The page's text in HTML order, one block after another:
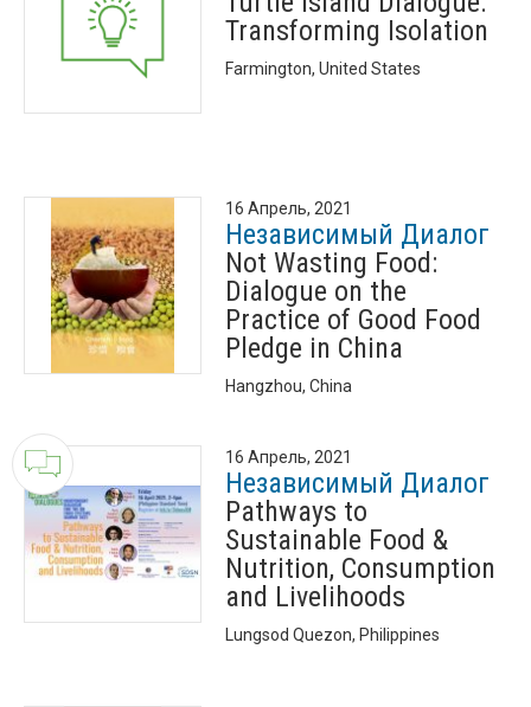
Transforming Isolation
Farmington, United States
16 Апрель, 2021
Независимый Диалог
Not Wasting Food:
Dialogue on the
Practice of Good Food
Pledge in China
Hangzhou, China
16 Апрель, 2021
Независимый Диалог
Pathways to
Sustainable Food &
Nutrition, Consumption
and Livelihoods
Lungsod Quezon, Philippines